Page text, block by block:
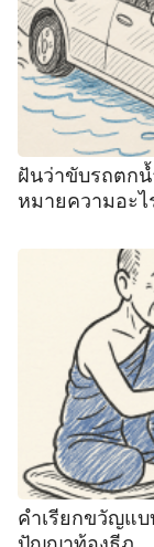
ฝันว่าขับรถตก
หมายความอะไ
คำเรียกขวัญแ